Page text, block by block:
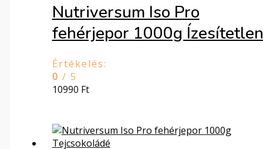
Nutriversum Iso Pro
fehérjepor 1000g Ízesítetlen
Értékelés:
0 / 5
10990 Ft